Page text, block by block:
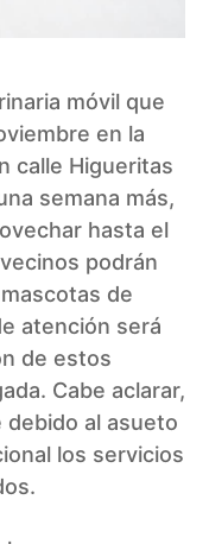
móvil que
en la
calle Higueritas
semana más,
hasta el
podrán
de
atención será
de estos
Cabe aclarar,
debido al asueto
los servicios